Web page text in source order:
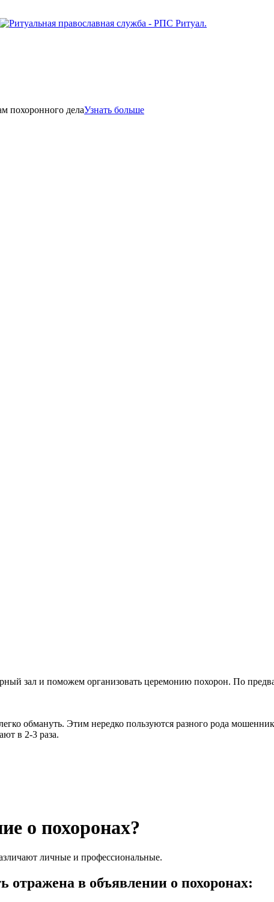
похоронного делаУзнать больше
зал и поможем организовать церемонию похорон. По
обмануть. Этим нередко пользуются разного рода
в 2-3 раза.
о похоронах?
личные и профессиональные.
в объявлении о похоронах: